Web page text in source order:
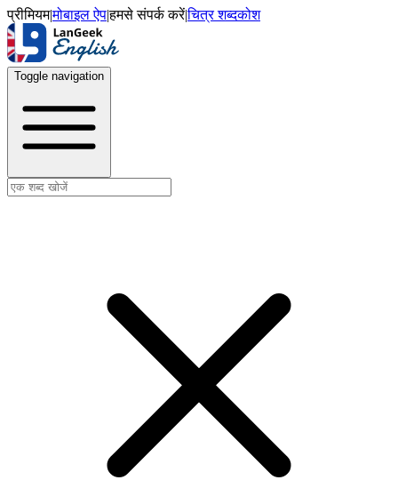
प्रीमियम|मोबाइल ऐप|हमसे संपर्क करें|चित्र शब्दकोश
Toggle navigation